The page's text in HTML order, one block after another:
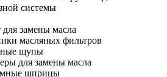
системы
замены масла
масляных фильтров
щупы
для замены масла
шприцы